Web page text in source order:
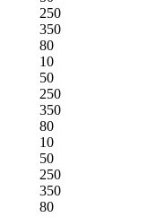
250
350
80
10
50
250
350
80
10
50
250
350
80